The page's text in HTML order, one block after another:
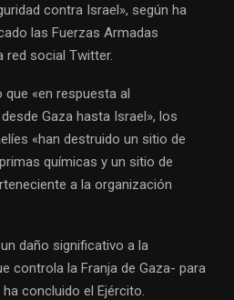
contra Israel», según ha
las Fuerzas Armadas
red social Twitter.
que «en respuesta al
Gaza hasta Israel», los
«han destruido un sitio de
químicas y un sitio de
a la organización
daño significativo a la
controla la Franja de Gaza- para
concluido el Ejército.